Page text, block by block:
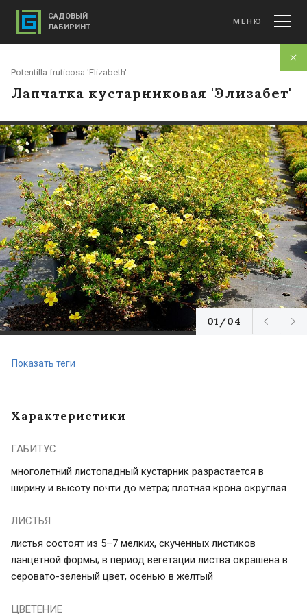
Potentilla fruticosa 'Elizabeth'
Лапчатка кустарниковая 'Элизабет'
01/04
Показать теги
Характеристики
ГАБИТУС
многолетний листопадный кустарник разрастается в
ширину и высоту почти до метра; плотная крона округлая
ЛИСТЬЯ
листья состоят из 5–7 мелких, скученных листиков
ланцетной формы; в период вегетации листва окрашена в
серовато-зеленый цвет, осенью в желтый
ЦВЕТЕНИЕ
САДОВЫЙ
ЛАБИРИНТ
МЕНЮ